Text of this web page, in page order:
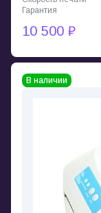
Гарантия
10 500 ₽
В наличии